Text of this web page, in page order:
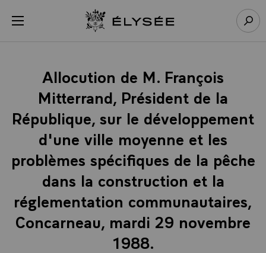
menu Retour à l’accueil Élysée
Allocution de M. François
Mitterrand, Président de la
République, sur le développement
d'une ville moyenne et les
problèmes spécifiques de la pêche
dans la construction et la
réglementation communautaires,
Concarneau, mardi 29 novembre
1988.
Panneau de gestion des cookies